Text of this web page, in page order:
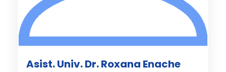
Asist. Univ. Dr. Roxana Enache